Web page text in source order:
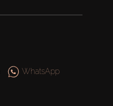
WhatsApp